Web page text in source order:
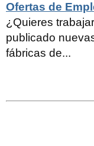
Ofertas de
¿Quieres
publicado
fábricas de...